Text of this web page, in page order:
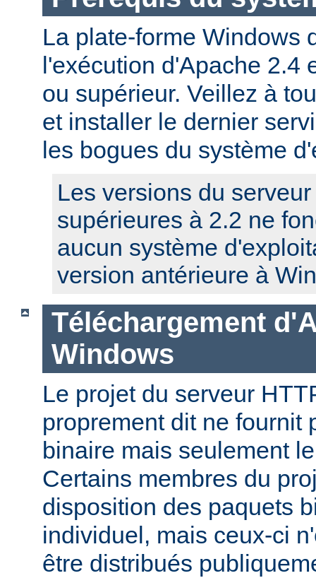
La plate-forme Windows
l'exécution d'Apache 2.4
ou supérieur. Veillez à
et installer le dernier
les bogues du système
Les versions du
supérieures à 2.2 ne
aucun système
version antérieure à
Téléchargement
Windows
Le projet du serveur
proprement dit ne fournit
binaire mais seulement
Certains membres du
disposition des paquets
individuel, mais ceux-ci
être distribués